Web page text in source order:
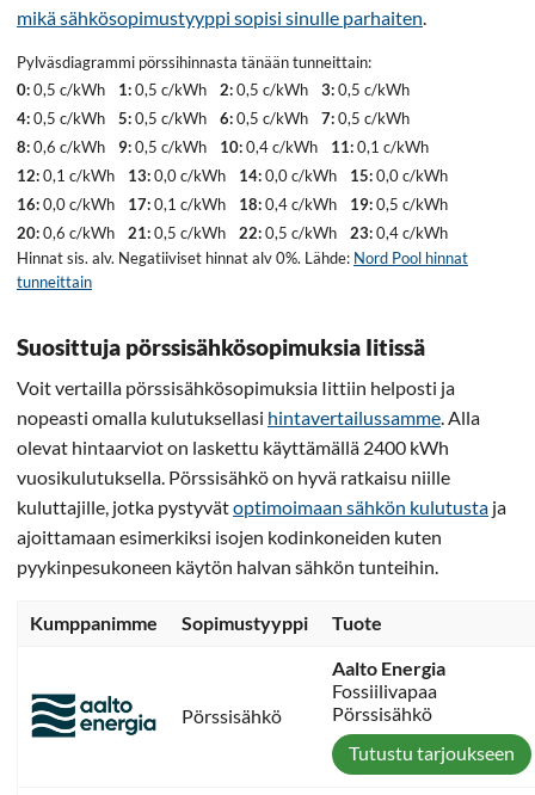
mikä sähkösopimustyyppi sopisi sinulle parhaiten
Pylväsdiagrammi pörssihinnasta tänään tunneittain:
0:0,5 c/kWh 1:0,5 c/kWh 2:0,5 c/kWh 3:0,5 c/kWh
4:0,5 c/kWh 5:0,5 c/kWh 6:0,5 c/kWh 7:0,5 c/kWh
8:0,6 c/kWh 9:0,5 c/kWh 10:0,4 c/kWh 11:0,1 c/kWh
12:0,1 c/kWh 13:0,0 c/kWh 14:0,0 c/kWh 15:0,0 c/kWh
16:0,0 c/kWh 17:0,1 c/kWh 18:0,4 c/kWh 19:0,5 c/kWh
20:0,6 c/kWh 21:0,5 c/kWh 22:0,5 c/kWh 23:0,4 c/kWh
Hinnat sis. alv. Negatiiviset hinnat alv 0%. Lähde: Nord Pool hinnat
tunneittain
Suosittuja pörssisähkösopimuksia Iitissä
Voit vertailla pörssisähkösopimuksia Iittiin helposti ja
nopeasti omalla kulutuksellasi hintavertailussamme . Alla
olevat hintaarviot on laskettu käyttämällä 2400 kWh
vuosikulutuksella. Pörssisähkö on hyvä ratkaisu niille
kuluttajille, jotka pystyvätoptimoimaan sähkön kulutusta ja
ajoittamaan esimerkiksi isojen kodinkoneiden kuten
pyykinpesukoneen käytön halvan sähkön tunteihin.
Kumppanimme Sopimustyyppi Tuote
Pörssisähkö
Aalto Energia
Fossiilivapaa
Pörssisähkö
Tutustu tarjoukseen